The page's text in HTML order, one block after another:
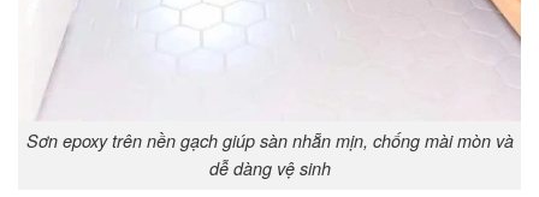
Sơn epoxy trên nền gạch giúp sàn nhẵn mịn, chống mài mòn và
dễ dàng vệ sinh